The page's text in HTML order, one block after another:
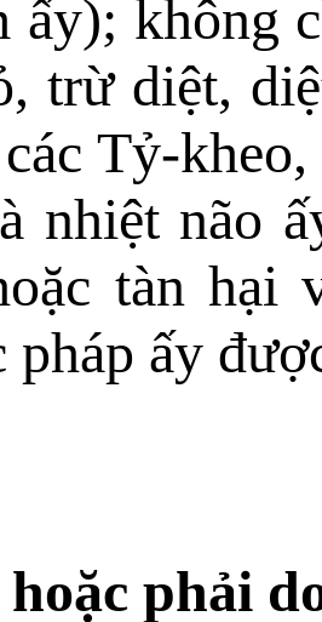
ấy); không
trừ diệt,
Tỷ-
nhiệt não
tàn hại
pháp ấy
hoặc phải